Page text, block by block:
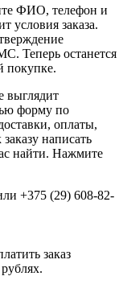
ФИО, телефон и
условия заказа.
Теперь останется
покупке.
выглядит
форму по
оплаты,
написать
найти. Нажмите
+375 (29) 608-82-
заказ